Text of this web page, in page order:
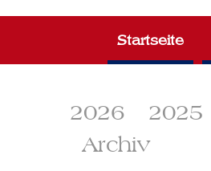
2026 2025
Archiv
Startseite